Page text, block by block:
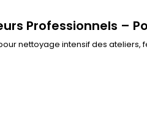
Professionnels –
nettoyage intensif des